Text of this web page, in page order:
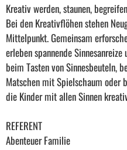
Kreativ werden, staunen,
Bei den Kreativflöhen stehen
Mittelpunkt. Gemeinsam
erleben spannende
beim Tasten von Sinnesbeuteln,
Matschen mit Spielschaum oder
die Kinder mit allen Sinnen
REFERENT
Abenteuer Familie